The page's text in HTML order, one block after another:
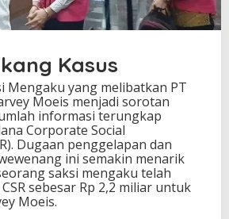
Kasus
Mengaku yang melibatkan PT
Moeis menjadi sorotan
informasi terungkap
Corporate Social
Dugaan penggelapan dan
ini semakin menarik
saksi mengaku telah
sebesar Rp 2,2 miliar untuk
Moeis.